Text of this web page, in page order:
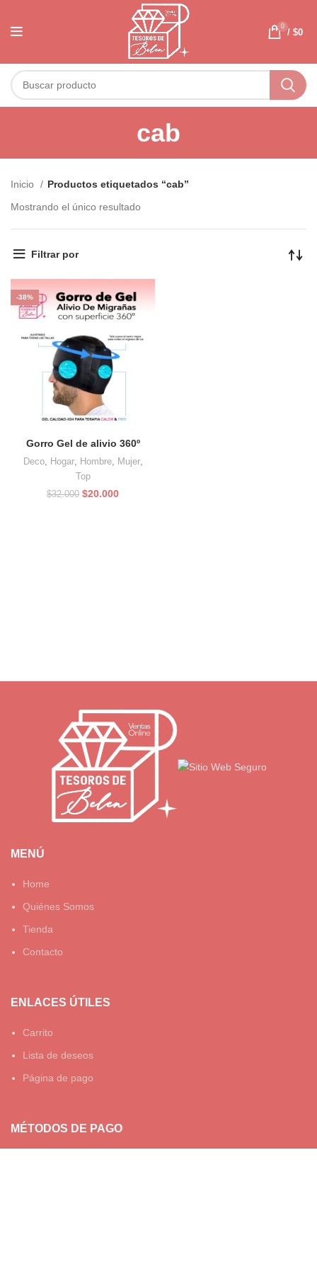
0
/ $0
cab
Inicio
Productos etiquetados “cab”
Mostrando el único resultado
Filtrar por
-38%
Gorro Gel de alivio 360º
Deco, Hogar, Hombre, Mujer,
Top
$32.000 El
$20.000El
MENÚ
Home
Quiénes Somos
Tienda
Contacto
ENLACES ÚTILES
Carrito
Lista de deseos
Página de pago
MÉTODOS DE PAGO